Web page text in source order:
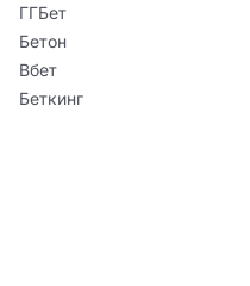
ГГБет
Бетон
Вбет
Беткинг